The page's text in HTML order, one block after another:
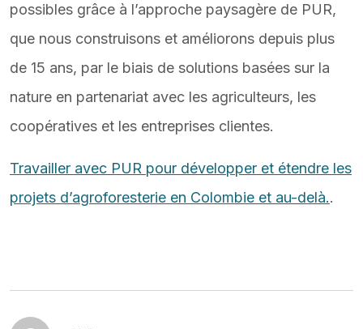
possibles grâce à l’approche paysagère de PUR,
que nous construisons et améliorons depuis plus
de 15 ans, par le biais de solutions basées sur la
nature en partenariat avec les agriculteurs, les
coopératives et les entreprises clientes.
Travailler avec PUR pour développer et étendre les
projets d’agroforesterie en Colombie et au-delà..